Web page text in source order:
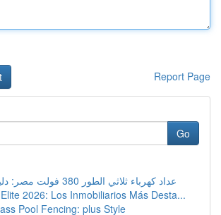
Report Page
Go
عداد كهرباء ثلاثي الطور 380 فولت مصر: دليل شامل
2026: Los Inmobiliarios Más Desta...
Pool Fencing: plus Style